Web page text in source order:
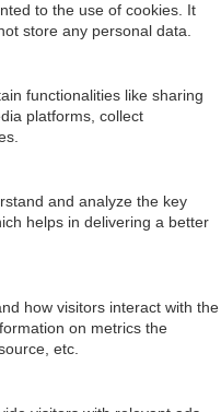
to the use of cookies. It
store any personal data.
functionalities like sharing
platforms, collect
and analyze the key
helps in delivering a better
how visitors interact with the
on metrics the
etc.